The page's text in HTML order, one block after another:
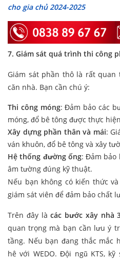
cho gia chủ 2024-2025
7. Giám sát quá trình thi công
Giám sát phần thô là rất quan
căn nhà. Bạn cần chú ý:
Thi công móng: Đảm bảo các
móng, đổ bê tông được thực
Xây dựng phần thân và mái:
ván khuôn, đổ bê tông và xây
Hệ thống đường ống: Đảm bảo
âm tường đúng kỹ thuật.
Nếu bạn không có kiến thức
giám sát viên để đảm bảo chất
Trên đây làcác bước xây nhà
quan trọng mà bạn cần lưu ý
tầng. Nếu bạn đang thắc mắc
hê với WEDO. Đội ngũ KTS,